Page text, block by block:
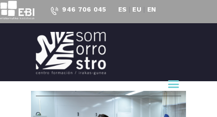
946 706 045 ES EU EN
CENTRO FORMACIÓN
SOMORROSTRO
CF Somorrostro
NUESTRO CENTRO
FORMACIÓN